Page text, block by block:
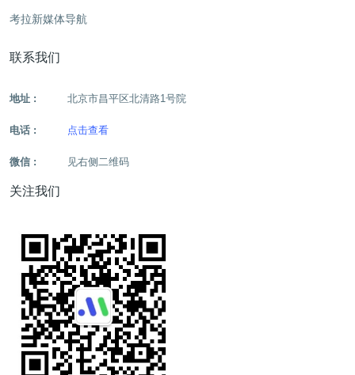
考拉新媒体导航
联系我们
地址 : 北京市昌平区北清路1号院
电话 : 点击查看
微信 : 见右侧二维码
关注我们